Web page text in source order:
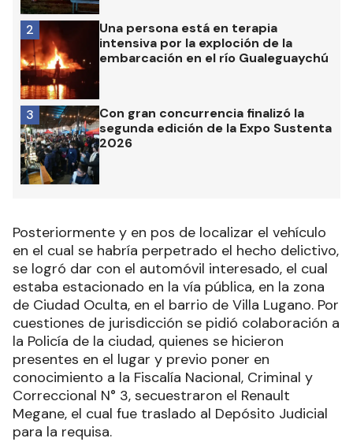
Una persona está en terapia
intensiva por la exploción de la
embarcación en el río Gualeguaychú
2
Con gran concurrencia finalizó la
segunda edición de la Expo Sustenta
2026
3
Posteriormente y en pos de localizar el vehículo
en el cual se habría perpetrado el hecho delictivo,
se logró dar con el automóvil interesado, el cual
estaba estacionado en la vía pública, en la zona
de Ciudad Oculta, en el barrio de Villa Lugano. Por
cuestiones de jurisdicción se pidió colaboración a
la Policía de la ciudad, quienes se hicieron
presentes en el lugar y previo poner en
conocimiento a la Fiscalía Nacional, Criminal y
Correccional N° 3, secuestraron el Renault
Megane, el cual fue traslado al Depósito Judicial
para la requisa.